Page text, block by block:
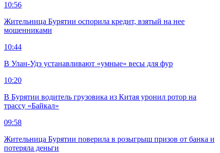
10:56
Жительница Бурятии оспорила кредит, взятый на нее
мошенниками
10:44
В Улан-Удэ устанавливают «умные» весы для фур
10:20
В Бурятии водитель грузовика из Китая уронил ротор на
трассу «Байкал»
09:58
Жительница Бурятии поверила в розыгрыш призов от банка и
потеряла деньги